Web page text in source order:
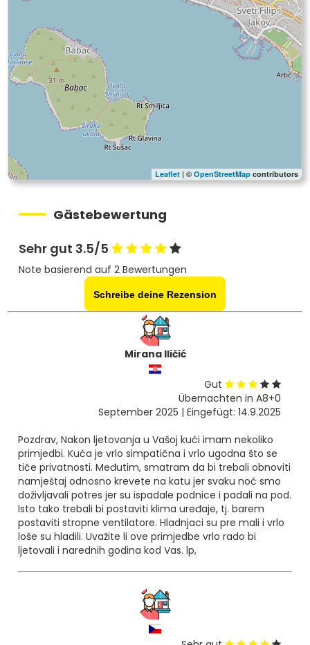
Leaflet | ©OpenStreetMap contributors
Gästebewertung
Sehr gut 3.5/5
Note basierend auf 2 Bewertungen
Schreibe deine Rezension
Mirana Iličić
Gut
Übernachten in A8+0
September 2025 | Eingefügt: 14.9.2025
Pozdrav, Nakon ljetovanja u Vašoj kući imam nekoliko
primjedbi. Kuća je vrlo simpatična i vrlo ugodna što se
tiče privatnosti. Međutim, smatram da bi trebali obnoviti
namještaj odnosno krevete na katu jer svaku noć smo
doživljavali potres jer su ispadale podnice i padali na pod.
Isto tako trebali bi postaviti klima uređaje, tj. barem
postaviti stropne ventilatore. Hladnjaci su pre mali i vrlo
loše su hladili. Uvažite li ove primjedbe vrlo rado bi
ljetovali i narednih godina kod Vas. lp,